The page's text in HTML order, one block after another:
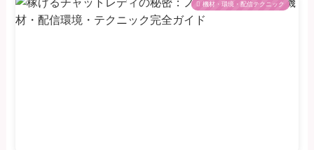
機材・環境・配信テクニック